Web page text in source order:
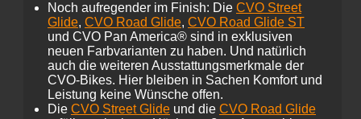
Noch aufregender im Finish: Die CVO Street
Glide, CVO Road Glide, CVO Road Glide ST
und CVO Pan America® sind in exklusiven
neuen Farbvarianten zu haben. Und natürlich
auch die weiteren Ausstattungsmerkmale der
CVO-Bikes. Hier bleiben in Sachen Komfort und
Leistung keine Wünsche offen.
Die CVO Street Glide und die CVO Road Glide